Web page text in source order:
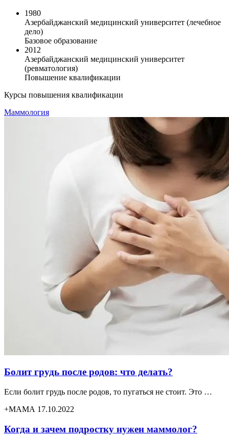
1980
Азербайджанский медицинский университет (лечебное
дело)
Базовое образование
2012
Азербайджанский медицинский университет
(ревматология)
Повышение квалификации
Курсы повышения квалификации
Маммология
Болит грудь после родов: что делать?
Если болит грудь после родов, то пугаться не стоит. Это …
+МАМА 17.10.2022
Когда и зачем подростку нужен маммолог?